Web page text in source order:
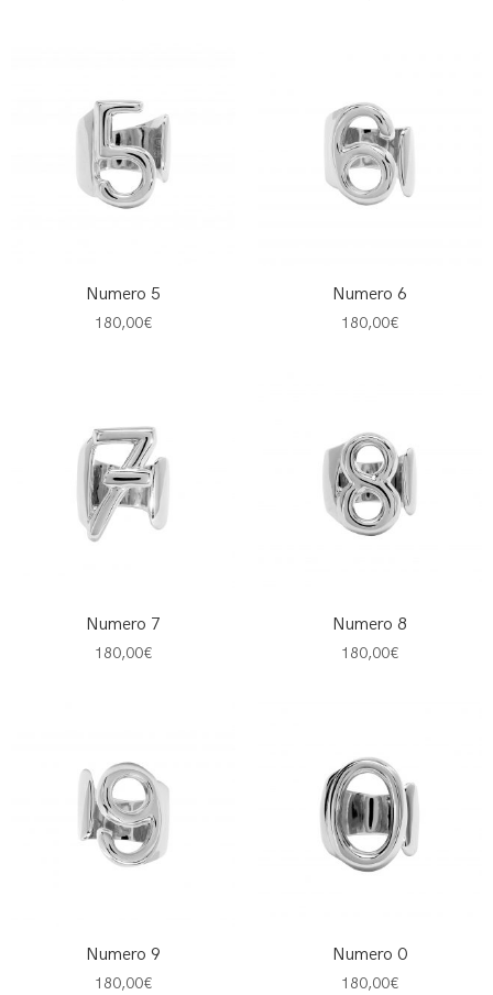
Numero 5
180,00€
Numero 6
180,00€
Numero 7
180,00€
Numero 8
180,00€
Numero 9
180,00€
Numero 0
180,00€